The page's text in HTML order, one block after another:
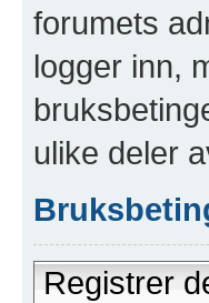
forumets
logger inn,
ulike deler
Registrer